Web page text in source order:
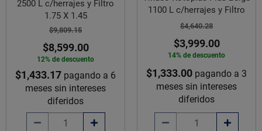
2500 L c/herrajes y Filtro
1.75 X 1.45
$9,809.15
$8,599.00
12% de descuento
$1,433.17 pagando a 6
meses sin intereses
diferidos
1100 L c/herrajes y Filtro
$4,640.28
$3,999.00
14% de descuento
$1,333.00 pagando a 3
meses sin intereses
diferidos